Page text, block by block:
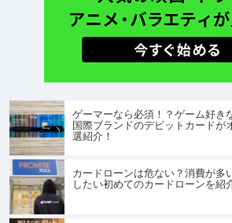
ゲーマーなら必須！？ゲーム好き
国際ブランドのデビットカードが
選紹介！
カードローンは危ない？消費が多
したい初めてのカードローンを紹